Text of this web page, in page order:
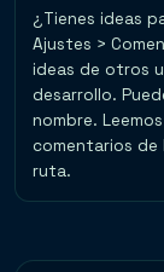
¿Tienes ideas
Ajustes >
ideas de otros
desarrollo.
nombre.
comentarios de
ruta.